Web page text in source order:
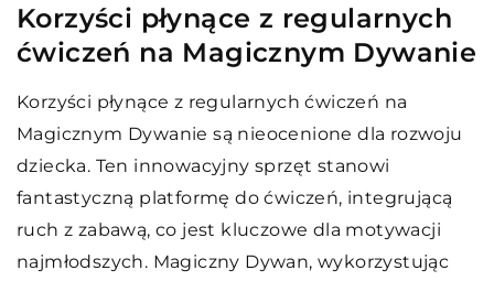
Korzyści płynące z regularnych
ćwiczeń na Magicznym Dywanie
Korzyści płynące z regularnych ćwiczeń na
Magicznym Dywanie są nieocenione dla rozwoju
dziecka. Ten innowacyjny sprzęt stanowi
fantastyczną platformę do ćwiczeń, integrującą
ruch z zabawą, co jest kluczowe dla motywacji
najmłodszych. Magiczny Dywan, wykorzystując